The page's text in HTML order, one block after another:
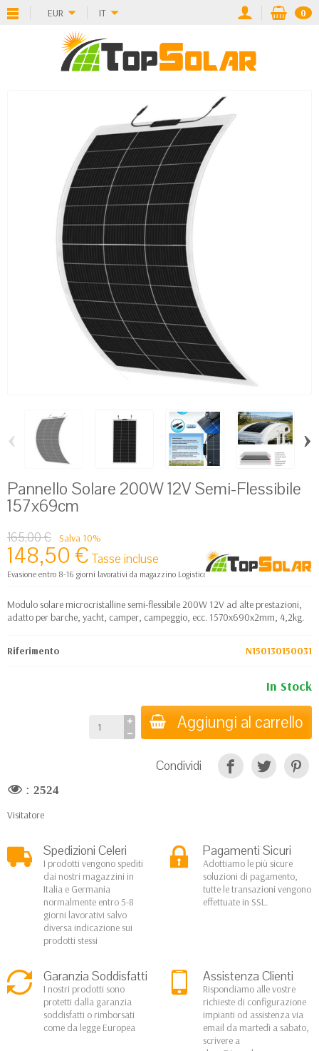
EUR IT 0
‹ ›
Pannello Solare 200W 12V Semi-Flessibile
157x69cm
165,00 € Salva 10%
148,50 € Tasse incluse
Evasione entro 8-16 giorni lavorativi da magazzino Logistico Europa
Modulo solare microcristalline semi-flessibile 200W 12V ad alte prestazioni,
adatto per barche, yacht, camper, campeggio, ecc. 1570x690x2mm, 4,2kg.
Riferimento N150130150031
In Stock
Aggiungi al carrello
Condividi
: 2524
Visitatore
Spedizioni Celeri
I prodotti vengono spediti
dai nostri magazzini in
Italia e Germania
normalmente entro 5-8
giorni lavorativi salvo
diversa indicazione sui
prodotti stessi
Pagamenti Sicuri
Adottiamo le più sicure
soluzioni di pagamento,
tutte le transazioni vengono
effettuate in SSL.
Garanzia Soddisfatti
I nostri prodotti sono
protetti dalla garanzia
soddisfatti o rimborsati
come da legge Europea
Assistenza Clienti
Rispondiamo alle vostre
richieste di configurazione
impianti od assistenza via
email da martedì a sabato,
scrivere a